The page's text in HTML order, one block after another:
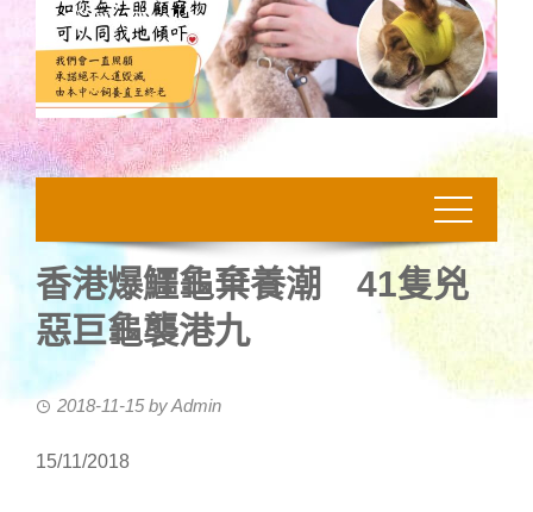
香港爆鱷龜棄養潮 41隻兇
惡巨龜襲港九
2018-11-15byAdmin
15/11/2018